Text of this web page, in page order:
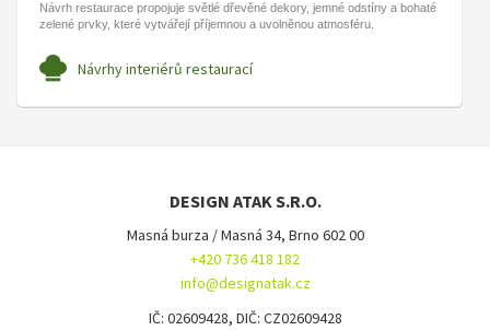
Návrh restaurace propojuje světlé dřevěné dekory, jemné odstíny a bohaté
zelené prvky, které vytvářejí příjemnou a uvolněnou atmosféru.
Návrhy interiérů restaurací
DESIGN ATAK S.R.O.
Masná burza / Masná 34, Brno 602 00
+420 736 418 182
info@designatak.cz
IČ: 02609428, DIČ: CZ02609428